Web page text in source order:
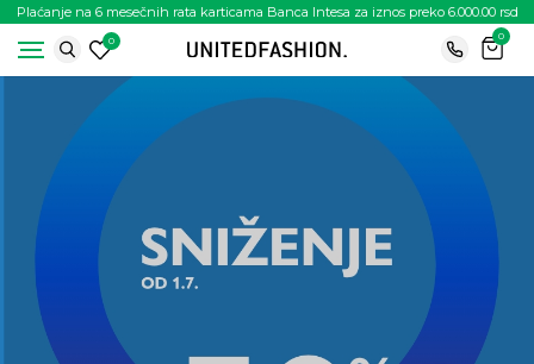
Plaćanje na 6 mesečnih rata karticama Banca Intesa za iznos preko 6.000.00 rsd
0
0